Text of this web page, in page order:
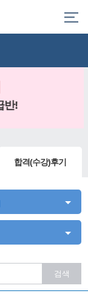
합격(수강)후기